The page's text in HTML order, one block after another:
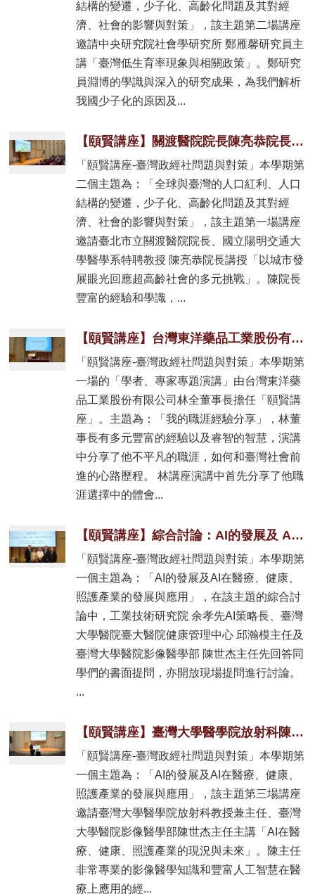
結構的變遷，少子化、高齡化問題及其對經
濟、社會的影響與對策」，該主題第二場講座
邀請中央研究院社會學研究所 鄭雁馨研究員主
講「臺灣低生育率現象與相關政策」。鄭研究
員淵博的學識與深入的研究成果，為我們解析
我國少子化的原因及...
【頤賢講座】關渡醫院院長陳亮恭院長: 「以城市發展眼光回應超高齡社會的多元挑戰」-2025.10.09
「頤賢講座-臺灣政經社問題與對策」本學期第
二個主題為：「全球與臺灣的人口紅利、人口
結構的變遷，少子化、高齡化問題及其對經
濟、社會的影響與對策」，該主題第一場講座
邀請臺北市立關渡醫院院長、國立陽明交通大
學醫學系特聘教授 陳亮恭院長講授「以城市發
展眼光回應超高齡社會的多元挑戰」。陳院長
豐富的經驗和學識，...
【頤賢講座】台灣東洋藥品工業股份有限公司林全董事長: 「我的職涯經驗分享」-2025.10.02
「頤賢講座-臺灣政經社問題與對策」本學期第
一場的「學者、專家專題演講」由台灣東洋藥
品工業股份有限公司林全董事長擔任「頤賢講
座」。主題為：「我的職涯經驗分享」，林董
事長有多元豐富的經驗以及睿智的智慧，演講
中分享了他不平凡的職涯，如何和臺灣社會前
進的心路歷程。 林講座演講中首先分享了他職
涯選擇中的體會...
【頤賢講座】綜合討論：AI的發展及 AI在醫療、健康、照護產業的發展與應用-2025.09.25
「頤賢講座-臺灣政經社問題與對策」本學期第
一個主題為：「AI的發展及AI在醫療、健康、
照護產業的發展與應用」，在該主題的綜合討
論中，工業技術研究院 余孝先AI策略長、臺灣
大學醫院臺大醫院健康管理中心 邱瀚模主任及
臺灣大學醫院影像醫學部 陳世杰主任先回答同
學們的書面提問，亦開放現場提問進行討論。
...
【頤賢講座】臺灣大學醫學院放射科陳世杰主任: 「AI在醫療、健康、照護產業的現況與未來」-2025.09.18
「頤賢講座-臺灣政經社問題與對策」本學期第
一個主題為：「AI的發展及AI在醫療、健康、
照護產業的發展與應用」，該主題第三場講座
邀請臺灣大學醫學院放射科教授兼主任、臺灣
大學醫院影像醫學部陳世杰主任主講「AI在醫
療、健康、照護產業的現況與未來」。陳主任
非常專業的影像醫學知識和豐富人工智慧在醫
療上應用的經...